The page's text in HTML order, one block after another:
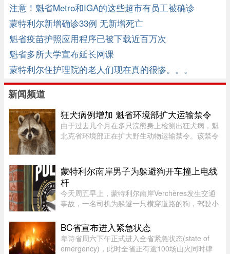
注意！魁省Metro和IGA的这些超市有员工被确诊
蒙特利尔新增确诊33例 无新增死亡
魁省疫苗护照应用程序已被下载近百万次
魁省多所大学宣布延长网课
蒙特利尔住护理院的老人们现在真的很惨。。。
新闻频道
狂犬病例增加 魁省环境部扩大运输禁令
由于过去几个月在多只浣熊身上检测出狂犬病，魁
北克省环境部正在扩大野生动物运输禁令。该禁令
五起延伸至 Centre-du- ...
蒙特利尔南岸男子为躲避狗开车撞上电线
杆
今天周五早上，蒙特利尔南岸Verchères发生交通
事故，一名司机为躲避一只横穿道路的狗，驾驶小
故发生在上午7点左右，受影响路段位于Saint-
Alexandre街与Calixa-Lavallé ...
BC省宣布进入紧急状态
卑诗省周六下午正式进入全省紧急状态(state of
emergency)，此时全省正有逾100场山火同时肆